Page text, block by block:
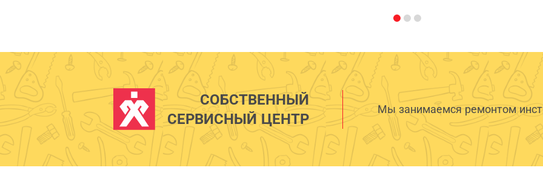
СОБСТВЕННЫЙ
СЕРВИСНЫЙ ЦЕНТР
Мы занимаемся ремонтом